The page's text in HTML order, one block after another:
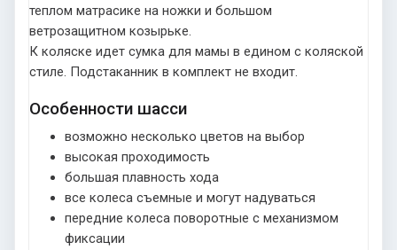
теплом матрасике на ножки и большом
ветрозащитном козырьке.
К коляске идет сумка для мамы в едином с коляской
стиле. Подстаканник в комплект не входит.
Особенности шасси
возможно несколько цветов на выбор
высокая проходимость
большая плавность хода
все колеса съемные и могут надуваться
передние колеса поворотные с механизмом
фиксации